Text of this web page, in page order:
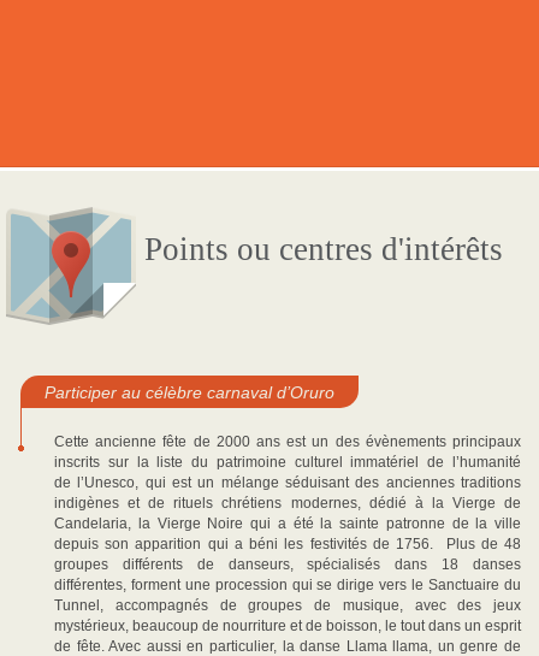
Points ou centres d'intérêts
Participer au célèbre carnaval d’Oruro
Cette ancienne fête de 2000 ans est un des évènements principaux
inscrits sur la liste du patrimoine culturel immatériel de l’humanité
de l’Unesco, qui est un mélange séduisant des anciennes traditions
indigènes et de rituels chrétiens modernes, dédié à la Vierge de
Candelaria, la Vierge Noire qui a été la sainte patronne de la ville
depuis son apparition qui a béni les festivités de 1756. Plus de 48
groupes différents de danseurs, spécialisés dans 18 danses
différentes, forment une procession qui se dirige vers le Sanctuaire du
Tunnel, accompagnés de groupes de musique, avec des jeux
mystérieux, beaucoup de nourriture et de boisson, le tout dans un esprit
de fête. Avec aussi en particulier, la danse Llama llama, un genre de